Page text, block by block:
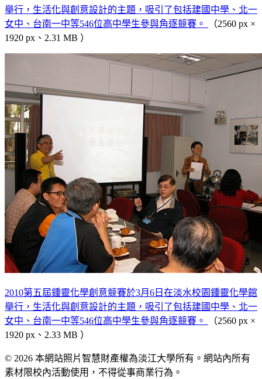
舉行，生活化與創意設計的主題，吸引了包括建國中學、北一
女中、台南一中等546位高中學生參與角逐競賽。
（2560 px ×
1920 px、2.31 MB ）
2010第五屆鍾靈化學創意競賽於3月6日在淡水校園鍾靈化學館
舉行，生活化與創意設計的主題，吸引了包括建國中學、北一
女中、台南一中等546位高中學生參與角逐競賽。
（2560 px ×
1920 px、2.33 MB ）
© 2026 本網站照片智慧財產權為淡江大學所有。網站內所有
素材限校內活動使用，不得從事商業行為。